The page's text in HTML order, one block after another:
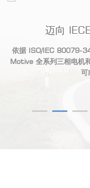
迈向
依据 ISO/IEC 80079-
Motive 全系列三相电机
可